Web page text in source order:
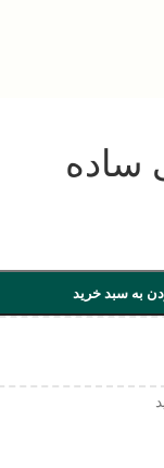
ساده
به سبد خرید